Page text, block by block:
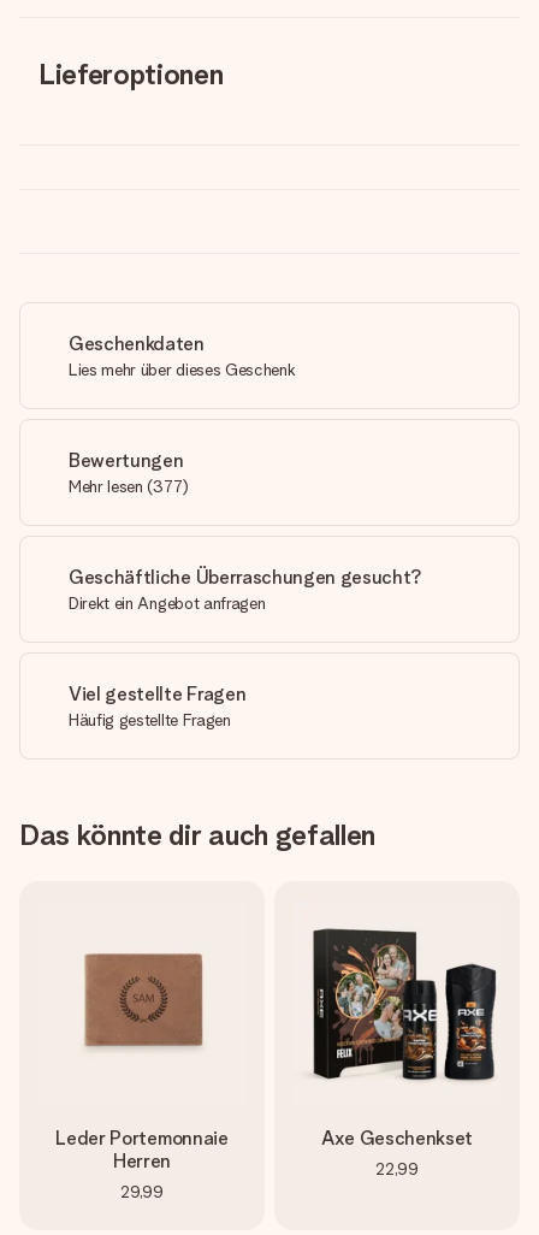
Lieferoptionen
Geschenkdaten
Lies mehr über dieses Geschenk
Bewertungen
Mehr lesen (377)
Geschäftliche Überraschungen gesucht?
Direkt ein Angebot anfragen
Viel gestellte Fragen
Häufig gestellte Fragen
Das könnte dir auch gefallen
Leder Portemonnaie
Herren
29,99
Axe Geschenkset
22,99